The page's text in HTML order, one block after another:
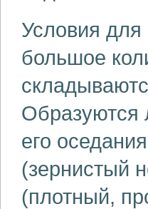
Условия
большое
Образуются
его
(зернистый
(плотный,